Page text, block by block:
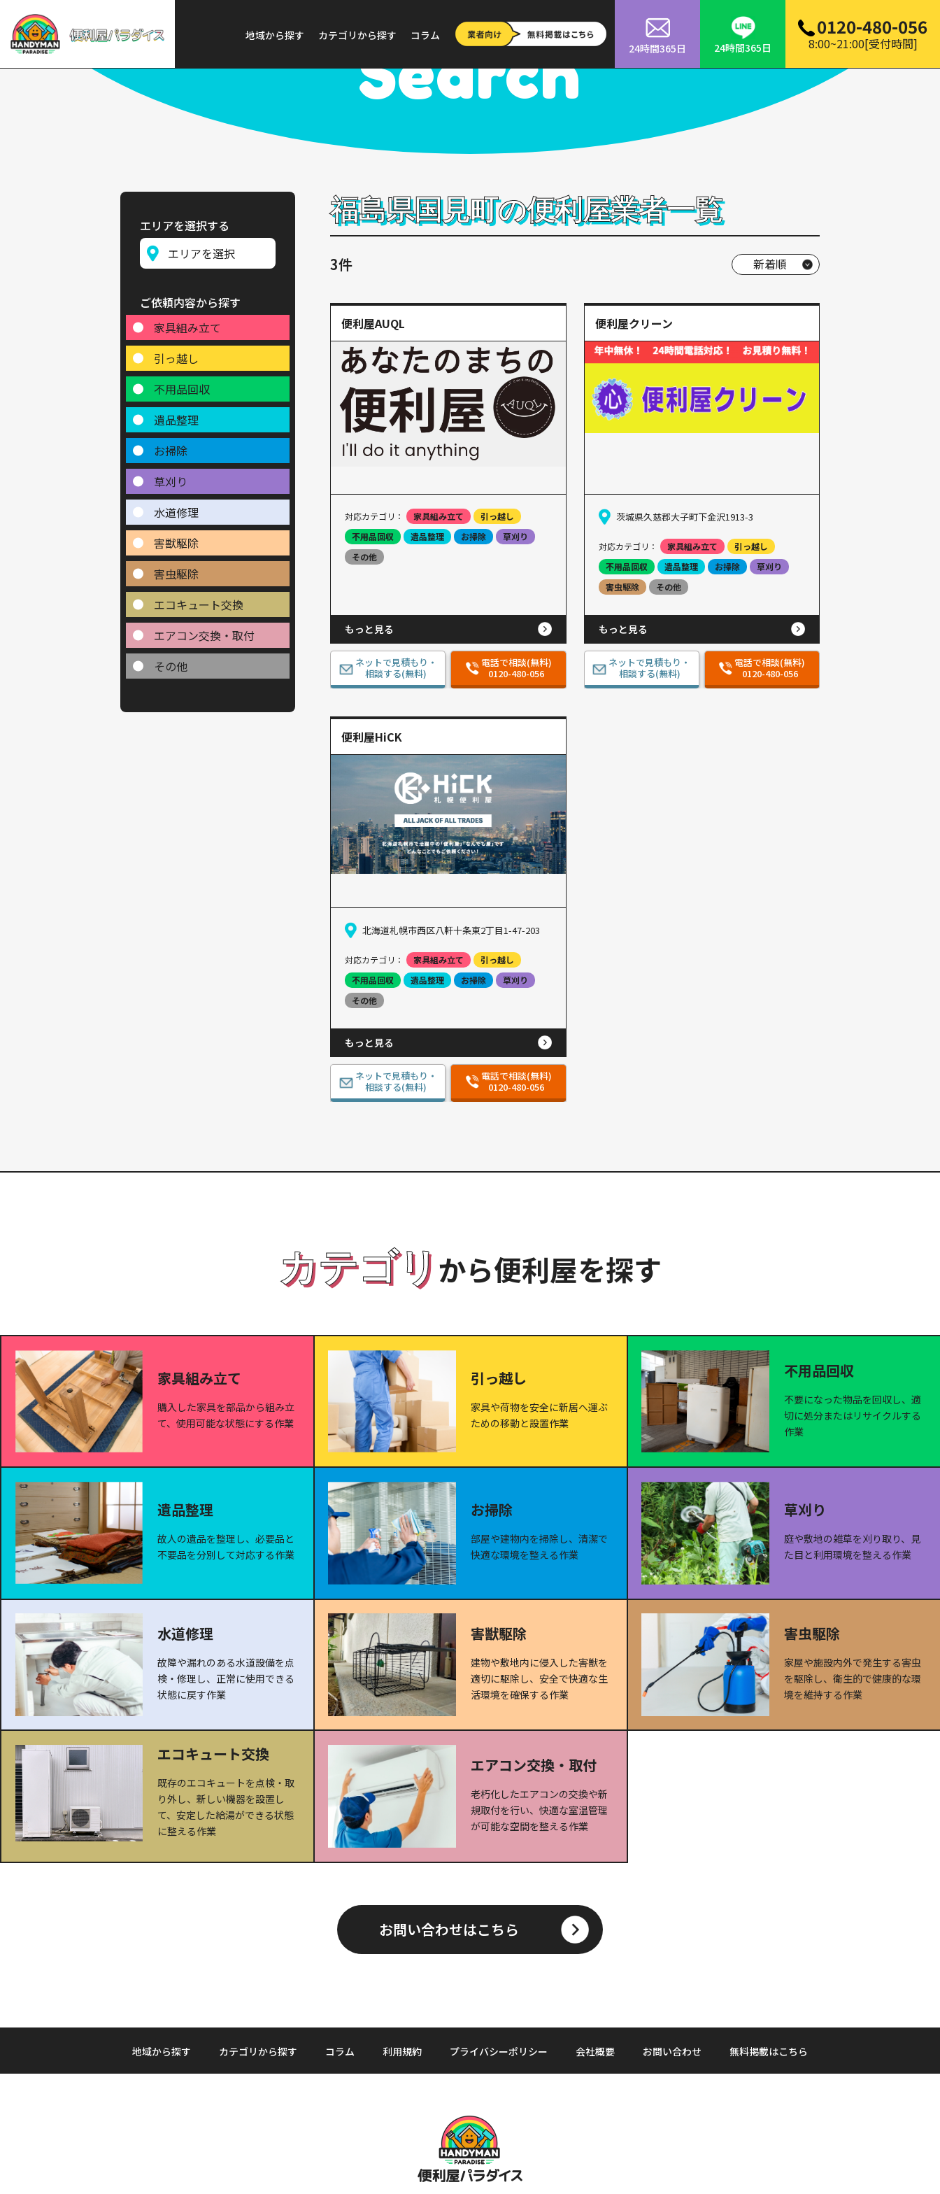
地域から探す カテゴリから探す
コラム
24時間365日
24時間365日
0120-480-056
8:00~21:00[受付時間]
Search
福島県国見町の便利屋業者一覧
3件
便利屋AUQL
対応カテゴリ： 家具組み立て
引っ越し
不用品回収
遺品整理 お掃除
草刈り
その他
もっと見る
ネットで見積もり・
相談する(無料)
電話で相談(無料)
0120-480-056
便利屋クリーン
茨城県久慈郡大子町下金沢1913-3
対応カテゴリ： 家具組み立て
引っ越し
不用品回収
遺品整理 お掃除
草刈り
害虫駆除
その他
もっと見る
ネットで見積もり・
相談する(無料)
電話で相談(無料)
0120-480-056
便利屋HiCK
北海道札幌市西区八軒十条東2丁目1-47-203
対応カテゴリ： 家具組み立て
引っ越し
不用品回収
遺品整理 お掃除
草刈り
その他
もっと見る
ネットで見積もり・
相談する(無料)
電話で相談(無料)
0120-480-056
エリアを選択する
ご依頼内容から探す
家具組み立て
引っ越し
不用品回収
遺品整理
お掃除
草刈り
水道修理
害獣駆除
害虫駆除
エコキュート交換
エアコン交換・取付
その他
カテゴリから便利屋を探す
家具組み立て
購入した家具を部品から組み立
て、使用可能な状態にする作業
引っ越し
家具や荷物を安全に新居へ運ぶ
ための移動と設置作業
不用品回収
不要になった物品を回収し、適
切に処分またはリサイクルする
作業
遺品整理
故人の遺品を整理し、必要品と
不要品を分別して対応する作業
お掃除
部屋や建物内を掃除し、清潔で
快適な環境を整える作業
草刈り
庭や敷地の雑草を刈り取り、見
た目と利用環境を整える作業
水道修理
故障や漏れのある水道設備を点
検・修理し、正常に使用できる
状態に戻す作業
害獣駆除
建物や敷地内に侵入した害獣を
適切に駆除し、安全で快適な生
活環境を確保する作業
害虫駆除
家屋や施設内外で発生する害虫
を駆除し、衛生的で健康的な環
境を維持する作業
エコキュート交換
既存のエコキュートを点検・取
り外し、新しい機器を設置し
て、安定した給湯ができる状態
に整える作業
エアコン交換・取付
老朽化したエアコンの交換や新
規取付を行い、快適な室温管理
が可能な空間を整える作業
お問い合わせはこちら
地域から探す カテゴリから探す コラム 利用規約 プライバシーポリシー 会社概要 お問い合わせ 無料掲載はこちら